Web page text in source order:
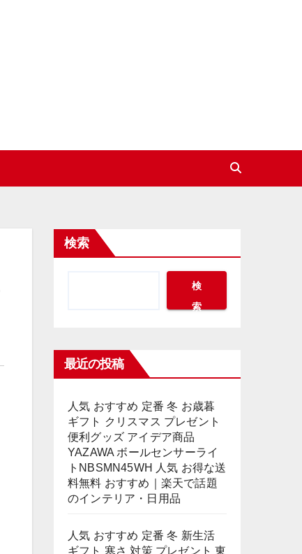
検索
検
索
最近の投稿
人気 おすすめ 定番 冬 お歳暮
ギフト クリスマス プレゼント
便利グッズ アイデア商品
YAZAWA ボールセンサーライ
トNBSMN45WH 人気 お得な送
料無料 おすすめ｜楽天で話題
のインテリア・日用品
人気 おすすめ 定番 冬 新生活
ギフト 寒さ 対策 プレゼント 東